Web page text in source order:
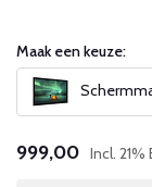
Maak een keuze:
999,00 Incl. 21%